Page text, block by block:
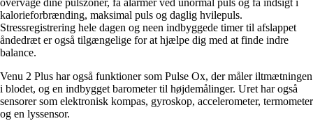
overvåge dine pulszoner, få alarmer ved unormal puls og få indsigt i
kalorieforbrænding, maksimal puls og daglig hvilepuls.
Stressregistrering hele dagen og neen indbyggede timer til afslappet
åndedræt er også tilgængelige for at hjælpe dig med at finde indre
balance.
Venu 2 Plus har også funktioner som Pulse Ox, der måler iltmætningen
i blodet, og en indbygget barometer til højdemålinger. Uret har også
sensorer som elektronisk kompas, gyroskop, accelerometer, termometer
og en lyssensor.